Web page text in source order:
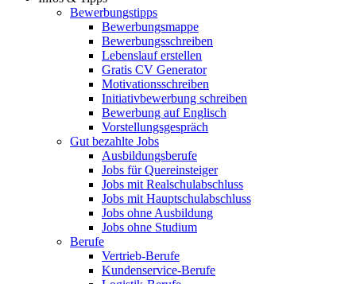
Bewerbungstipps
Bewerbungsmappe
Bewerbungsschreiben
Lebenslauf erstellen
Gratis CV Generator
Motivationsschreiben
Initiativbewerbung schreiben
Bewerbung auf Englisch
Vorstellungsgespräch
Gut bezahlte Jobs
Ausbildungsberufe
Jobs für Quereinsteiger
Jobs mit Realschulabschluss
Jobs mit Hauptschulabschluss
Jobs ohne Ausbildung
Jobs ohne Studium
Berufe
Vertrieb-Berufe
Kundenservice-Berufe